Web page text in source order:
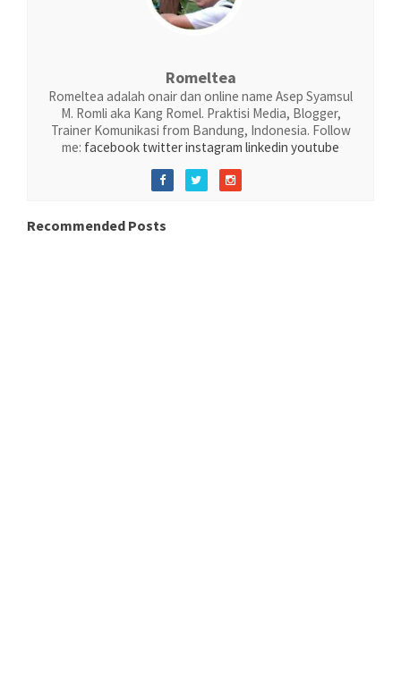
Romeltea
Romeltea adalah onair dan online name Asep Syamsul
M. Romli aka Kang Romel. Praktisi Media, Blogger,
Trainer Komunikasi from Bandung, Indonesia. Follow
me: facebook twitterinstagram linkedin youtube
Recommended Posts